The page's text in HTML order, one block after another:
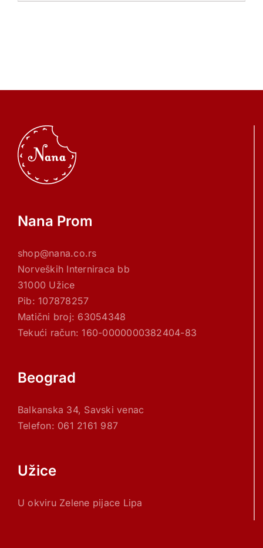
Nana Prom
shop@nana.co.rs
Norveških Interniraca bb
31000 Užice
Pib: 107878257
Matični broj: 63054348
Tekući račun: 160-0000000382404-83
Beograd
Balkanska 34, Savski venac
Telefon: 061 2161 987
Užice
U okviru Zelene pijace Lipa